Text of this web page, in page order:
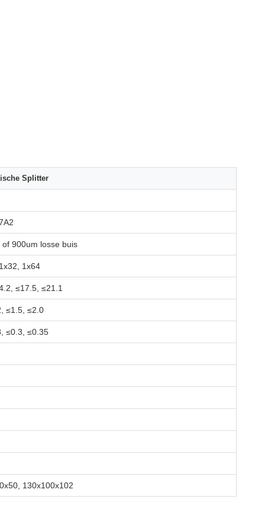
Splitter
900um losse buis
1x64
≤17.5, ≤21.1
≤1.5, ≤2.0
≤0.3, ≤0.35
130x100x102